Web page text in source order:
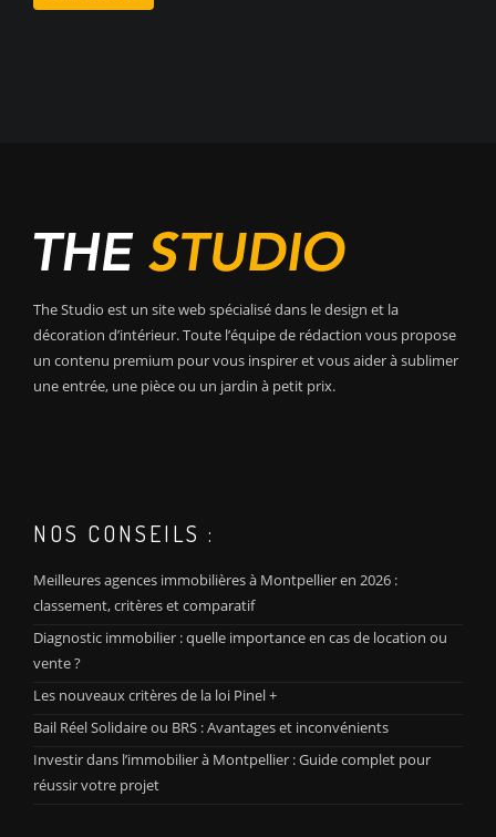
The Studio est un site web spécialisé dans le design et la
décoration d’intérieur. Toute l’équipe de rédaction vous propose
un contenu premium pour vous inspirer et vous aider à sublimer
une entrée, une pièce ou un jardin à petit prix.
NOS CONSEILS :
Meilleures agences immobilières à Montpellier en 2026 :
classement, critères et comparatif
Diagnostic immobilier : quelle importance en cas de location ou
vente ?
Les nouveaux critères de la loi Pinel +
Bail Réel Solidaire ou BRS : Avantages et inconvénients
Investir dans l’immobilier à Montpellier : Guide complet pour
réussir votre projet